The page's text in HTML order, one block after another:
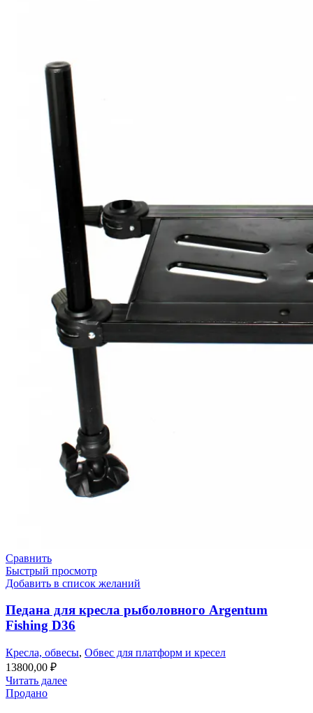
Сравнить
Быстрый просмотр
Добавить в список желаний
Педана для кресла рыболовного Argentum
Fishing D36
Кресла, обвесы, Обвес для платформ и кресел
13800,00 ₽
Читать далее
Продано